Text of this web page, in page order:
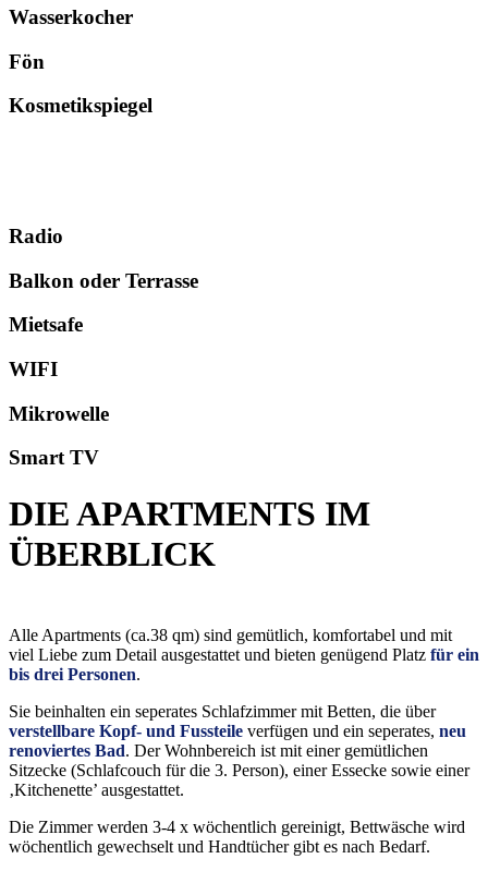
Wasser­kocher
Fön
Kosmetikspiegel
Radio
Balkon oder Terrasse
Mietsafe
WIFI
Mikrowelle
Smart TV
DIE APARTMENTS IM
ÜBERBLICK
Alle Apartments (ca.38 qm) sind gemütlich, komfortabel und mit
viel Liebe zum Detail ausgestattet und bieten genügend Platz für ein
bis drei Personen.
Sie beinhalten ein seperates Schlafzimmer mit Betten, die über
verstellbare Kopf- und Fussteile verfügen und ein seperates, neu
renoviertes Bad. Der Wohnbereich ist mit einer gemütlichen
Sitzecke (Schlafcouch für die 3. Person), einer Essecke sowie einer
‚Kitchenette’ ausgestattet.
Die Zimmer werden 3-4 x wöchentlich gereinigt, Bettwäsche wird
wöchentlich gewechselt und Handtücher gibt es nach Bedarf.